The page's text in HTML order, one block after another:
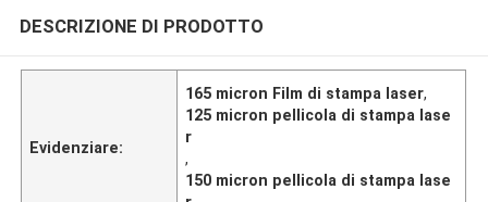
DESCRIZIONE DI PRODOTTO
Evidenziare:
165 micron Film di stampa laser,
125 micron pellicola di stampa lase
r
,
150 micron pellicola di stampa lase